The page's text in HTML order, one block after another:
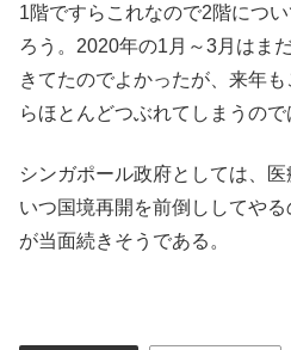
1階ですらこれなので2階につ
ろう。2020年の1月～3月はま
きてたのでよかったが、来年
らほとんどつぶれてしまうので
シンガポール政府としては、
いつ国境再開を前倒ししてや
が当面続きそうである。